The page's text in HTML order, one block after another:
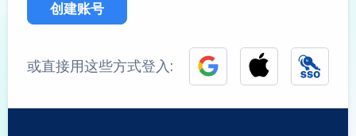
创建账号
或直接用这些方式登入: